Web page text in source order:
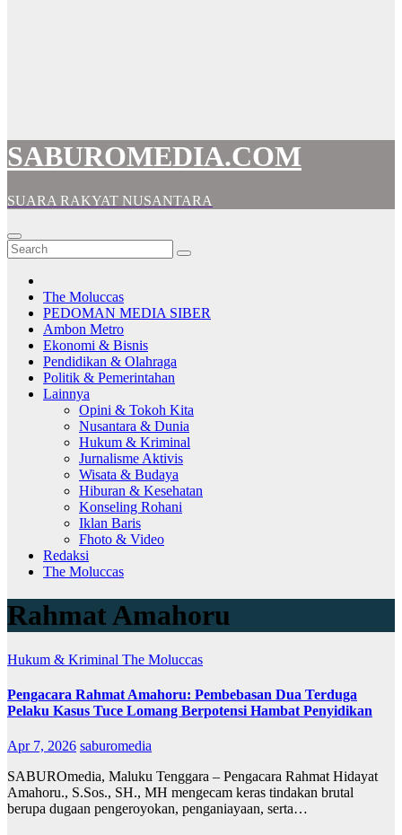
SABUROMEDIA.COM
SUARA RAKYAT NUSANTARA
The Moluccas
PEDOMAN MEDIA SIBER
Ambon Metro
Ekonomi & Bisnis
Pendidikan & Olahraga
Politik & Pemerintahan
Lainnya
Opini & Tokoh Kita
Nusantara & Dunia
Hukum & Kriminal
Jurnalisme Aktivis
Wisata & Budaya
Hiburan & Kesehatan
Konseling Rohani
Iklan Baris
Fhoto & Video
Redaksi
The Moluccas
Rahmat Amahoru
Hukum & Kriminal The Moluccas
Pengacara Rahmat Amahoru: Pembebasan Dua Terduga
Pelaku Kasus Tuce Lomang Berpotensi Hambat Penyidikan
Apr 7, 2026 saburomedia
SABUROmedia, Maluku Tenggara – Pengacara Rahmat Hidayat
Amahoru., S.Sos., SH., MH mengecam keras tindakan brutal
berupa dugaan pengeroyokan, penganiayaan, serta…